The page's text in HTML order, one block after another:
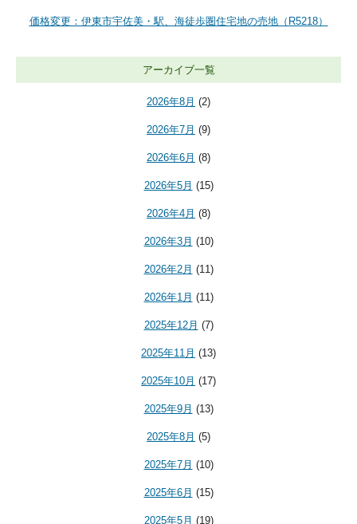
価格変更：伊東市宇佐美・駅、海徒歩圏住宅地の売地（R5218）
アーカイブ一覧
2026年8月 (2)
2026年7月 (9)
2026年6月 (8)
2026年5月 (15)
2026年4月 (8)
2026年3月 (10)
2026年2月 (11)
2026年1月 (11)
2025年12月 (7)
2025年11月 (13)
2025年10月 (17)
2025年9月 (13)
2025年8月 (5)
2025年7月 (10)
2025年6月 (15)
2025年5月 (19)